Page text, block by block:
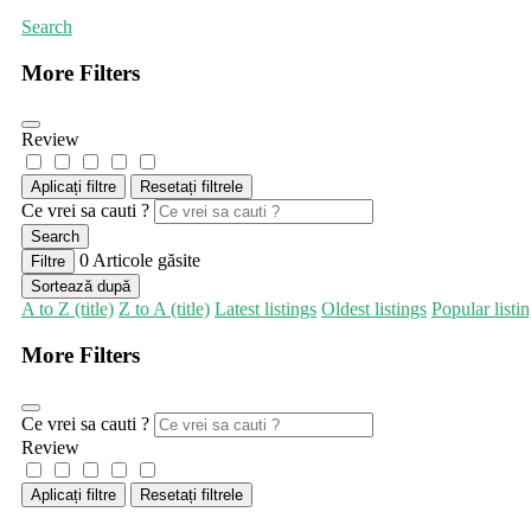
Search
More Filters
Review
Aplicați filtre Resetați filtrele
Ce vrei sa cauti ?
Search
Filtre
0 Articole găsite
Sortează după
A to Z (title) Z to A (title) Latest listings Oldest listings Popular
More Filters
Ce vrei sa cauti ?
Review
Aplicați filtre Resetați filtrele